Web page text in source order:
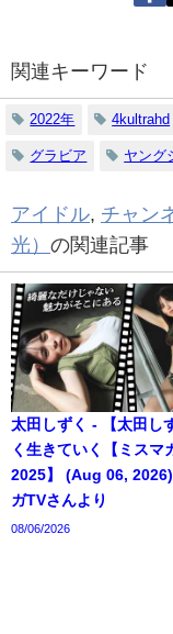
関連キーワード
2022年 4kultrahd
グラビア ヤング
アイドル, チャン
光） の関連記事
太田しずく - 【太田し
く生きていく【ミスマ
2025】 (Aug 06,
ガTVさんより
08/06/2026